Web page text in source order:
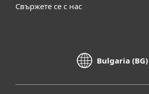
Свържете се с нас
Bulgaria (BG)